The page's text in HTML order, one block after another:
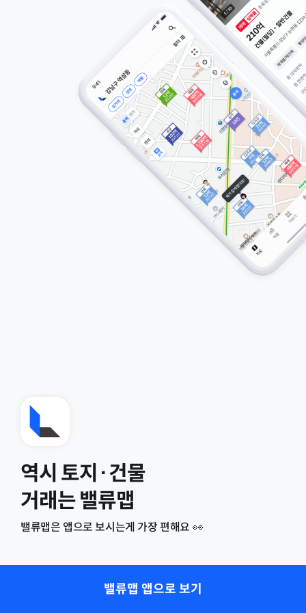
역시 토지·건물
거래는 밸류맵
밸류맵은 앱으로 보시는게 가장 편해요 👀
밸류맵 앱으로 보기